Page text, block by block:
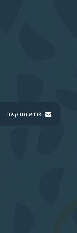
צרו איתנו קשר